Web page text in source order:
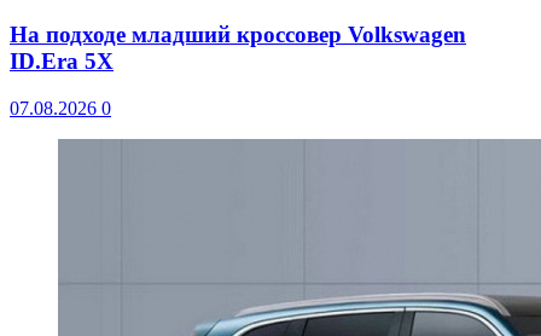
На подходе младший кроссовер Volkswagen
ID.Era 5X
07.08.2026 0